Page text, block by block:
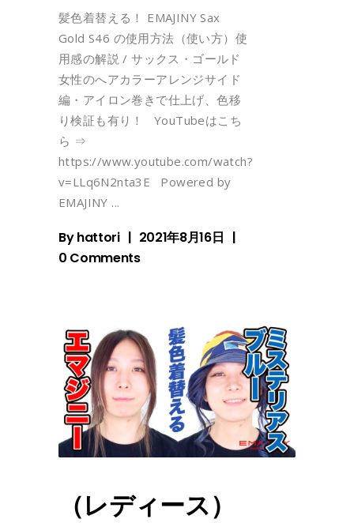
髪色着替える！ EMAJINY Sax
Gold S46 の使用方法（使い方）使
用感の解説 / サックス・ゴールド
女性のへアカラーアレンジサイド
編・アイロン巻きで仕上げ、色移
り検証も有り！ YouTubeはこち
ら ⇒
https://www.youtube.com/watch?
v=LLq6N2nta3E Powered by
EMAJINY
Byhattori
2021年8月16日
0 Comments
（レディース）